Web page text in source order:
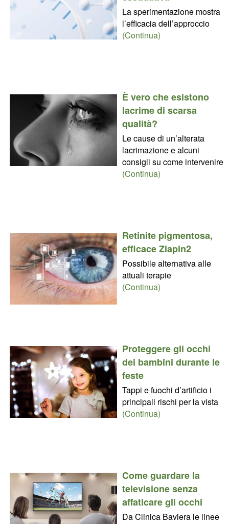
La sperimentazione mostra
l’efficacia dell’approccio
(Continua)
È vero che esistono
lacrime di scarsa
qualità?
Le cause di un’alterata
lacrimazione e alcuni
consigli su come intervenire
(Continua)
Retinite pigmentosa,
efficace Ziapin2
Possibile alternativa alle
attuali terapie
(Continua)
Proteggere gli occhi
dei bambini durante le
feste
Tappi e fuochi d’artificio i
principali rischi per la vista
(Continua)
Come guardare la
televisione senza
affaticare gli occhi
Da Clinica Baviera le linee